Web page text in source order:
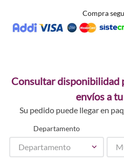
Compra
Consultar disponibilidad
envíos a
Su pedido puede llegar en
Departamento
Departamento